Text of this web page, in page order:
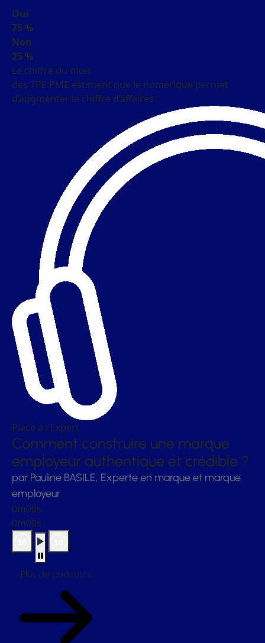
Oui
75 %
Non
25 %
Le chiffre du mois
des TPE PME estiment que le numérique permet
d’augmenter le chiffre d’affaires
Place à l'Expert
Comment construire une marque
employeur authentique et crédible ?
par Pauline BASILE, Experte en marque et marque
employeur
0m00s
0m00s
Plus de podcasts